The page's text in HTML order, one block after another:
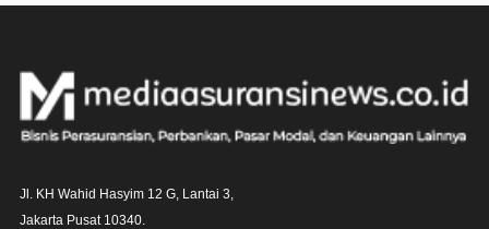
Jl. KH Wahid Hasyim 12 G, Lantai 3,
Jakarta Pusat 10340.